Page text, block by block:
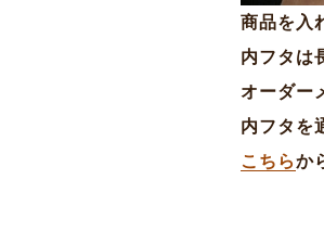
商品を入
内フタは
オーダー
内フタを
こちらか